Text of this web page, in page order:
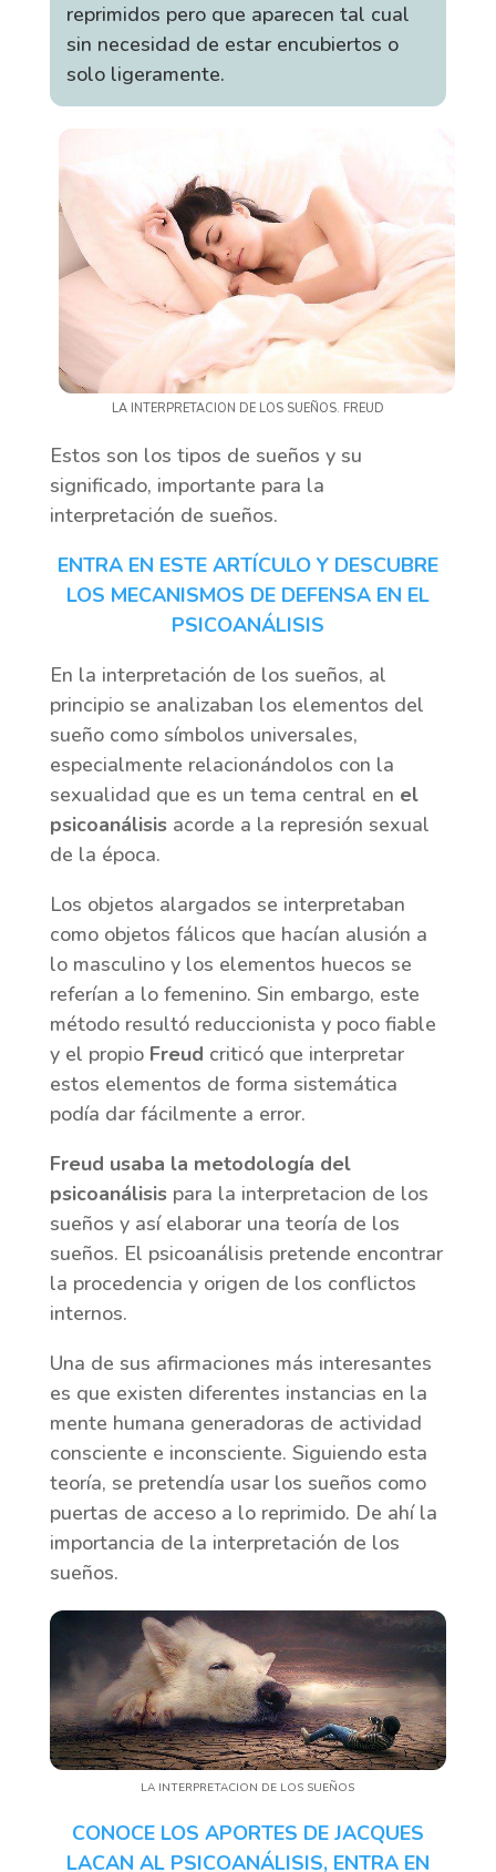
reprimidos pero que aparecen tal cual
sin necesidad de estar encubiertos o
solo ligeramente.
LA INTERPRETACION DE LOS SUEÑOS. FREUD
Estos son los tipos de sueños y su
significado, importante para la
interpretación de sueños.
ENTRA EN ESTE ARTÍCULO Y DESCUBRE
LOS MECANISMOS DE DEFENSA EN EL
PSICOANÁLISIS
En la interpretación de los sueños, al
principio se analizaban los elementos del
sueño como símbolos universales,
especialmente relacionándolos con la
sexualidad que es un tema central en el
psicoanálisisacorde a la represión sexual
de la época.
Los objetos alargados se interpretaban
como objetos fálicos que hacían alusión a
lo masculino y los elementos huecos se
referían a lo femenino. Sin embargo, este
método resultó reduccionista y poco fiable
y el propio Freud criticó que interpretar
estos elementos de forma sistemática
podía dar fácilmente a error.
Freud usaba la metodología del
psicoanálisispara la interpretacion de los
sueños y así elaborar una teoría de los
sueños. El psicoanálisis pretende encontrar
la procedencia y origen de los conflictos
internos.
Una de sus afirmaciones más interesantes
es que existen diferentes instancias en la
mente humana generadoras de actividad
consciente e inconsciente. Siguiendo esta
teoría, se pretendía usar los sueños como
puertas de acceso a lo reprimido. De ahí la
importancia de la interpretación de los
sueños.
LA INTERPRETACION DE LOS SUEÑOS
CONOCE LOS APORTES DE JACQUES
LACAN AL PSICOANÁLISIS, ENTRA EN